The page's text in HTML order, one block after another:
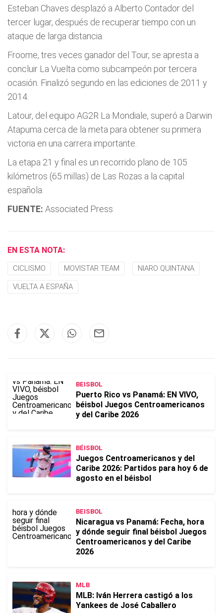
Esteban Chaves desplazó a Alberto Contador del
tercer lugar, después de recuperar tiempo con un
ataque de larga distancia.
Froome, tres veces ganador del Tour, se apresta a
concluir La Vuelta como subcampeón por tercera
ocasión. Finalizó segundo en las ediciones de 2011 y
2014.
Latour, del equipo AG2R La Mondiale, superó a Darwin
Atapuma cerca de la meta para obtener su primera
victoria en una carrera importante.
La etapa 21 y final es un recorrido plano de 105
kilómetros (65 millas) de Las Rozas a la capital
española.
FUENTE: Associated Press
EN ESTA NOTA:
CICLISMO MOVISTAR TEAM NIARO QUINTANA
VUELTA A ESPAÑA
BEISBOL
Puerto Rico vs Panamá: EN VIVO,
béisbol Juegos Centroamericanos
y del Caribe 2026
BÉISBOL
Juegos Centroamericanos y del
Caribe 2026: Partidos para hoy 6 de
agosto en el béisbol
BEISBOL
Nicaragua vs Panamá: Fecha, hora
y dónde seguir final béisbol Juegos
Centroamericanos y del Caribe
2026
MLB
MLB: Iván Herrera castigó a los
Yankees de José Caballero